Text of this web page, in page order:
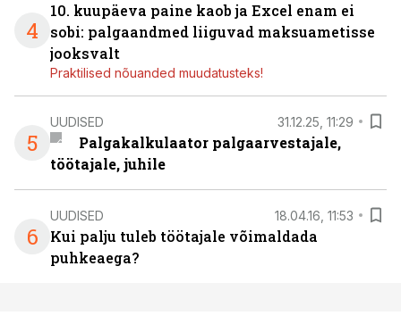
4
10. kuupäeva paine kaob ja Excel enam ei
sobi: palgaandmed liiguvad maksuametisse
jooksvalt
Praktilised nõuanded muudatusteks!
5
UUDISED 31.12.25, 11:29
Palgakalkulaator palgaarvestajale,
töötajale, juhile
6
UUDISED 18.04.16, 11:53
Kui palju tuleb töötajale võimaldada
puhkeaega?